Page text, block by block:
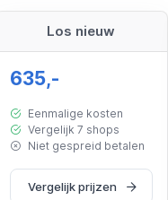
Los nieuw
635,-
Eenmalige kosten
Vergelijk 7 shops
Niet gespreid betalen
Vergelijk prijzen